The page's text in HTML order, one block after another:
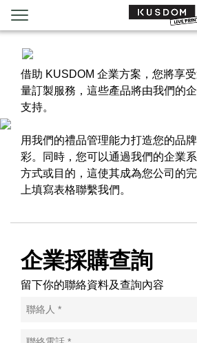
企業採購查詢
留下你的聯絡資料及查詢內容
借助 KUSDOM 企業方案，您將享
量訂製服務，這些產品將由我們的
支持。
用我們的禮品管理能力打造您的品
彩。同時，您可以通過我們的企業
方式或目的，這使其成為您公司的
上填寫表格聯繫我們。